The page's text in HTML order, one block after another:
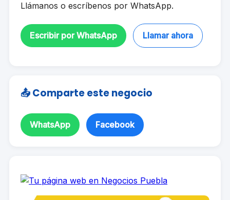
Llámanos o escríbenos por WhatsApp.
Escribir por WhatsApp Llamar ahora
📤 Comparte este negocio
WhatsApp Facebook